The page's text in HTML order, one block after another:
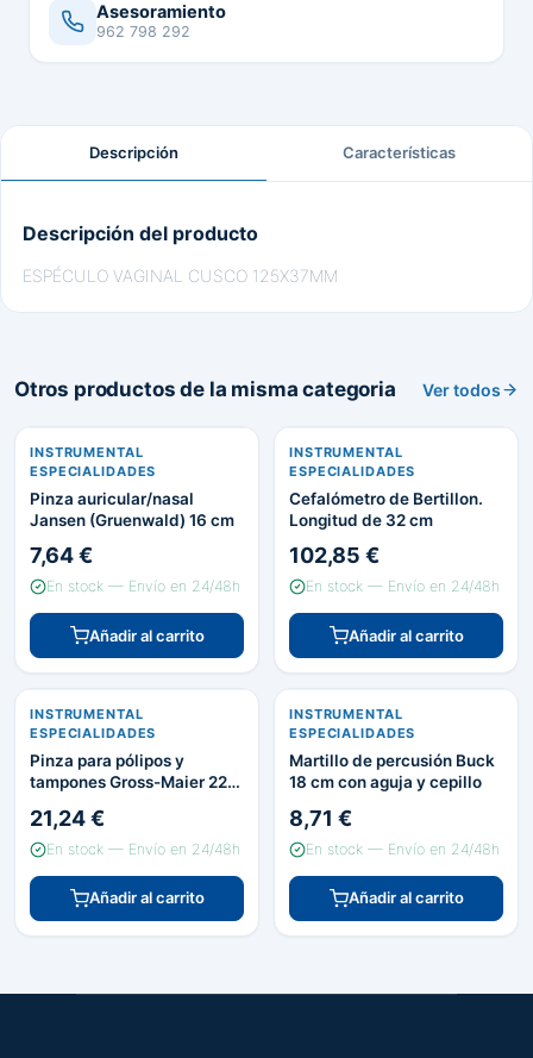
Asesoramiento
962 798 292
Descripción Características
Descripción del producto
ESPÉCULO VAGINAL CUSCO 125X37MM
Otros productos de la misma categoria Ver todos
INSTRUMENTAL
ESPECIALIDADES
Pinza auricular/nasal
Jansen (Gruenwald) 16 cm
7,64 €
En stock — Envío en 24/48h
Añadir al carrito
INSTRUMENTAL
ESPECIALIDADES
Cefalómetro de Bertillon.
Longitud de 32 cm
102,85 €
En stock — Envío en 24/48h
Añadir al carrito
INSTRUMENTAL
ESPECIALIDADES
Pinza para pólipos y
tampones Gross-Maier 22
21,24 €
En stock — Envío en 24/48h
Añadir al carrito
INSTRUMENTAL
ESPECIALIDADES
Martillo de percusión Buck
18 cm con aguja y cepillo
8,71 €
En stock — Envío en 24/48h
Añadir al carrito